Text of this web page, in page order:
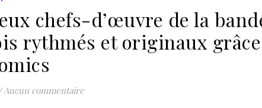
chefs-d’œuvre de la
rythmés et originaux
Aucun commentaire